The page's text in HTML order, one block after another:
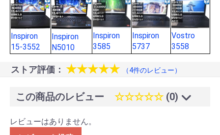
Inspiron
15-3552
Inspiron
N5010
Inspiron
3585
Inspiron
5737
Vostro
3558
ストア評価： ★★★★★ （4件のレビュー）
この商品のレビュー ☆☆☆☆☆ (0)
レビューはありません。